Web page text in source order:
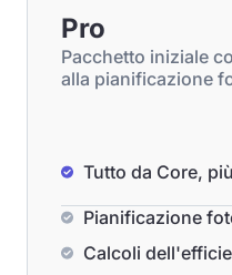
Pro
Pacchetto iniziale
alla pianificazione
Tutto da Core,
Pianificazione
Calcoli